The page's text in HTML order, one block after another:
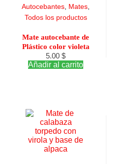
Autocebantes Mates
Todos los productos
Mate autocebante de
Plástico color violeta
5.00$
Añadir al carrito